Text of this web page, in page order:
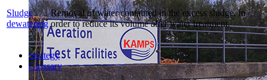
Sludge
dewatering
Removal of water contained in the excess sludge, in
order to reduce its volume after water treatment.
Strategy
Glossary